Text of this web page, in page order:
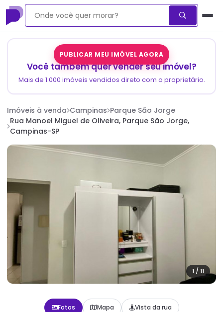
PUBLICAR MEU IMÓVEL AGORA
Você também quer vender seu imóvel?
Mais de 1.000 imóveis vendidos direto com o proprietário.
Imóveis à venda Campinas Parque São Jorge
Rua Manoel Miguel de Oliveira, Parque São Jorge,
Campinas-SP
1 / 11
Fotos Mapa Vista da rua